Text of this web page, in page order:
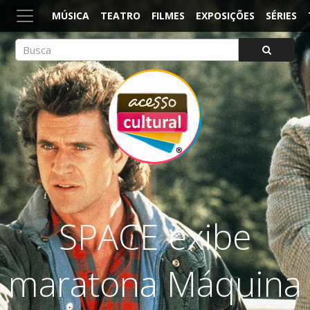
MÚSICA TEATRO FILMES EXPOSIÇÕES SÉRIES
ACESSO CULTURAL
Arte, Cultura Pop e Entretenimento
SPACE exibe
maratona Máquina